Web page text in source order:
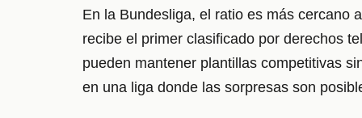
En la Bundesliga, el ratio es más cercano
recibe el primer clasificado por derechos
pueden mantener plantillas competitivas
en una liga donde las sorpresas son